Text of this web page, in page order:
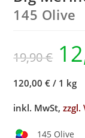
145 Olive
19,90€
120,00 € / 1 kg
inkl. MwSt,zzgl.
145 Olive